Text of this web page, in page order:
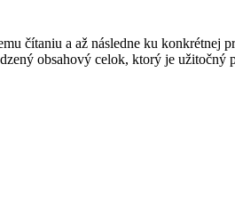
čítaniu a až následne ku konkrétnej
obsahový celok, ktorý je